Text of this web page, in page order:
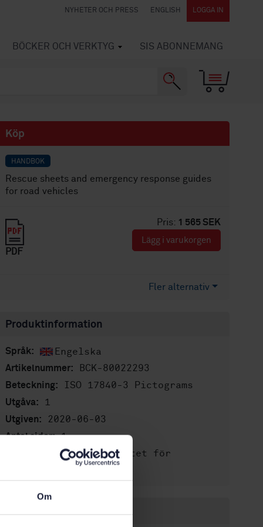
Om
NYHETER OCH PRESS ENGLISH LOGGA IN
BÖCKER OCH VERKTYG SIS ABONNEMANG
Köp
HANDBOK
Rescue sheets and emergency response guides
for road vehicles
Pris: 1 565 SEK
PDF
Lägg i varukorgen
Fler alternativ
Produktinformation
Språk: Engelska
Artikelnummer: BCK-80022293
Beteckning: ISO 17840-3 Pictograms
Utgåva: 1
Utgiven: 2020-06-03
Antal sidor:1
Svenska institutet för